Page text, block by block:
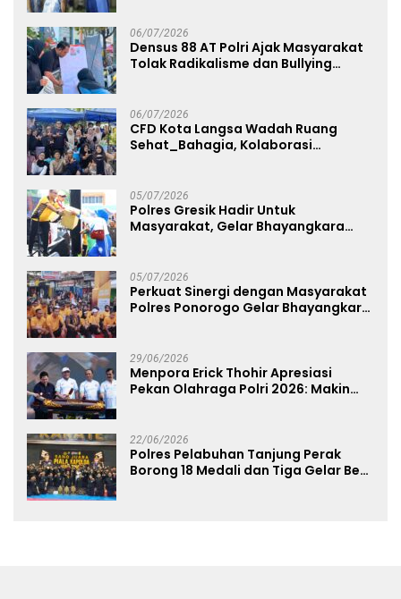
06/07/2026
Densus 88 AT Polri Ajak Masyarakat
Tolak Radikalisme dan Bullying
06/07/2026
CFD Kota Langsa Wadah Ruang
Sehat_Bahagia, Kolaborasi
05/07/2026
Polres Gresik Hadir Untuk
Masyarakat, Gelar Bhayangkara
05/07/2026
Perkuat Sinergi dengan Masyarakat
Polres Ponorogo Gelar Bhayangkara
29/06/2026
Menpora Erick Thohir Apresiasi
Pekan Olahraga Polri 2026: Makin
22/06/2026
Polres Pelabuhan Tanjung Perak
Borong 18 Medali dan Tiga Gelar Best